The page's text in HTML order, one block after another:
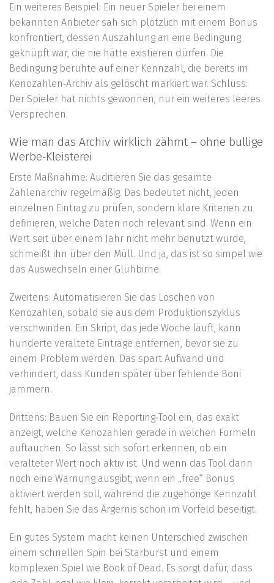
Ein weiteres Beispiel: Ein neuer Spieler bei einem
bekannten Anbieter sah sich plötzlich mit einem Bonus
konfrontiert, dessen Auszahlung an eine Bedingung
geknüpft war, die nie hätte existieren dürfen. Die
Bedingung beruhte auf einer Kennzahl, die bereits im
Kenozahlen‑Archiv als gelöscht markiert war. Schluss:
Der Spieler hat nichts gewonnen, nur ein weiteres leeres
Versprechen.
Wie man das Archiv wirklich zähmt – ohne bullige
Werbe‑Kleisterei
Erste Maßnahme: Auditieren Sie das gesamte
Zahlenarchiv regelmäßig. Das bedeutet nicht, jeden
einzelnen Eintrag zu prüfen, sondern klare Kriterien zu
definieren, welche Daten noch relevant sind. Wenn ein
Wert seit über einem Jahr nicht mehr benutzt wurde,
schmeißt ihn über den Müll. Und ja, das ist so simpel wie
das Auswechseln einer Glühbirne.
Zweitens: Automatisieren Sie das Löschen von
Kenozahlen, sobald sie aus dem Produktionszyklus
verschwinden. Ein Skript, das jede Woche läuft, kann
hunderte veraltete Einträge entfernen, bevor sie zu
einem Problem werden. Das spart Aufwand und
verhindert, dass Kunden später über fehlende Boni
jammern.
Drittens: Bauen Sie ein Reporting‑Tool ein, das exakt
anzeigt, welche Kenozahlen gerade in welchen Formeln
auftauchen. So lässt sich sofort erkennen, ob ein
veralteter Wert noch aktiv ist. Und wenn das Tool dann
noch eine Warnung ausgibt, wenn ein „free“ Bonus
aktiviert werden soll, während die zugehörige Kennzahl
fehlt, haben Sie das Ärgernis schon im Vorfeld beseitigt.
Ein gutes System macht keinen Unterschied zwischen
einem schnellen Spin bei Starburst und einem
komplexen Spiel wie Book of Dead. Es sorgt dafür, dass